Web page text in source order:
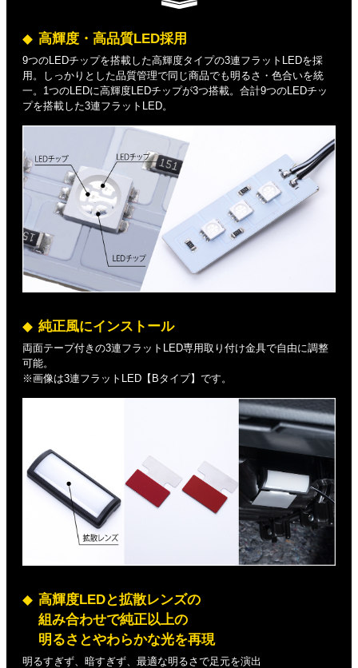
高輝度・高品質LED採用
9つのLEDチップを搭載した高輝度タイプの3連フラットLEDを採
用。しっかりとした品質管理で同じ商品でも明るさ・色合いを統
一。1つのLEDに高輝度LEDチップが3つ搭載。合計9つのLEDチッ
プを搭載した3連フラットLED。
純正風にインストール
両面テープ付きの3連フラットLED専用取り付け金具で自由に調整
可能。
※画像は3連フラットLED【Bタイプ】です。
高輝度LEDと拡散レンズの
組み合わせで純正以上の
明るさとやわらかな光を再現
明るすぎず、暗すぎず、最適な明るさで足元を演出